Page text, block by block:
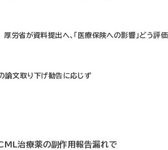
労省が資料提出へ、「医療保険への影響」どう評価
論文取り下げ勧告に応じず
治療薬の副作用報告漏れで